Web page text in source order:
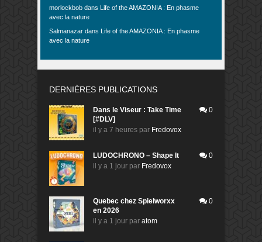
morlockbob dans Life of the AMAZONIA : En phasme
avec la nature
Salmanazar dans Life of the AMAZONIA : En phasme
avec la nature
DERNIÈRES PUBLICATIONS
Dans le Viseur : Take Time
[#DLV]
il y a 7 heures par Fredovox
0
LUDOCHRONO – Shape It
il y a 1 jour par Fredovox
0
Quebec chez Spielworxx
en 2026
il y a 1 jour par atom
0